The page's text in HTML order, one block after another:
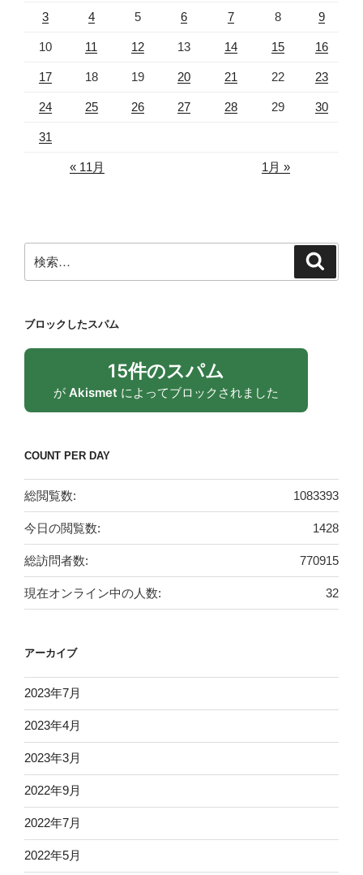
3 4 5 6 7 8 9
10 11 12 13 14 15 16
17 18 19 20 21 22 23
24 25 26 27 28 29 30
31
« 11月 1月 »
索:
ブロックしたスパム
15件のスパム
が Akismet によってブロックされました
COUNT PER DAY
1083393
総閲覧数:
1428
今日の閲覧数:
770915
総訪問者数:
32
現在オンライン中の人数:
アーカイブ
2023年7月
2023年4月
2023年3月
2022年9月
2022年7月
2022年5月